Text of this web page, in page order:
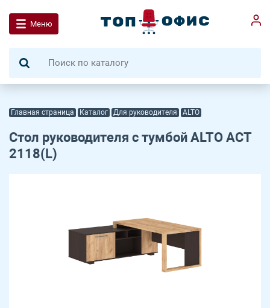
Меню
Главная страница Каталог Для руководителя ALTO
Стол руководителя с тумбой ALTO ACT
2118(L)